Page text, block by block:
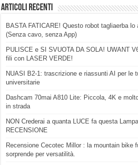
Articoli Recenti
BASTA FATICARE! Questo robot tagliaerba
(Senza cavo, senza App)
PULISCE e SI SVUOTA DA SOLA! UWANT
fili con LASER VERDE!
NUASI B2-1: trascrizione e riassunti AI per le
universitarie
Dashcam 70mai A810 Lite: Piccola, 4K e
in strada
NON Crederai a quanta LUCE fa questa
RECENSIONE
Recensione Cecotec Millor : la mountain bike
sorprende per versatilità.